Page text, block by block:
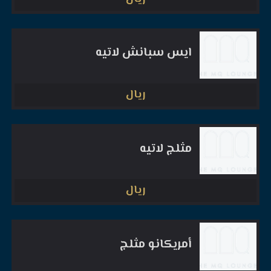
ايس سبانش لاتيه
ريال
مثلج لاتيه
ريال
أمريكانو مثلج